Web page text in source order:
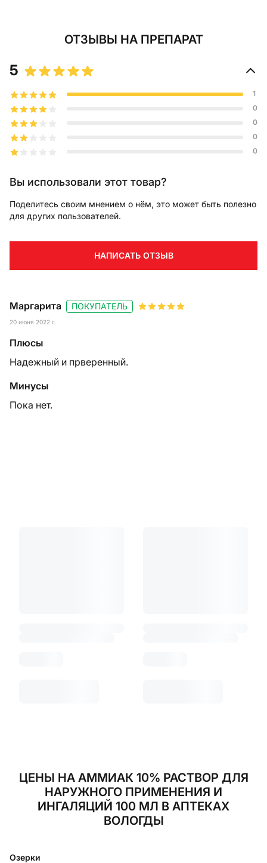
ОТЗЫВЫ НА ПРЕПАРАТ
Маргарита
20 июня 2022 г.
ПОКУПАТЕЛЬ
Плюсы
Надежный и прверенный.
Минусы
Пока нет.
5
1
0
0
0
0
Вы использовали этот товар?
Поделитесь своим мнением о нём, это может быть полезно
для других пользователей.
НАПИСАТЬ ОТЗЫВ
ЦЕНЫ НА АММИАК 10% РАСТВОР ДЛЯ
НАРУЖНОГО ПРИМЕНЕНИЯ И
ИНГАЛЯЦИЙ 100 МЛ В АПТЕКАХ
ВОЛОГДЫ
Озерки